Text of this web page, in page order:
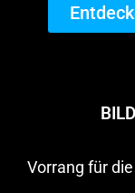
Vorrang für